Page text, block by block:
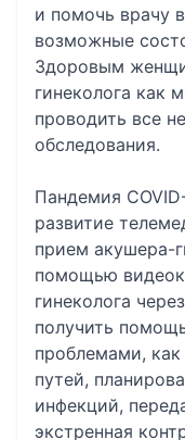
и помочь врачу
возможные
Здоровым
гинеколога как
проводить все
обследования.
Пандемия
развитие
прием акушера-
помощью
гинеколога
получить
проблемами,
путей,
инфекций,
экстренная